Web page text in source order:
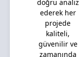
doğru analiz
ederek her
projede
kaliteli,
güvenilir ve
zamanında